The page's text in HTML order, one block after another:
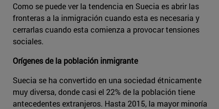
Como se puede ver la tendencia en Suecia es abrir las
fronteras a la inmigración cuando esta es necesaria y
cerrarlas cuando esta comienza a provocar tensiones
sociales.
Orígenes de la población inmigrante
Suecia se ha convertido en una sociedad étnicamente
muy diversa, donde casi el 22% de la población tiene
antecedentes extranjeros. Hasta 2015, la mayor minoría